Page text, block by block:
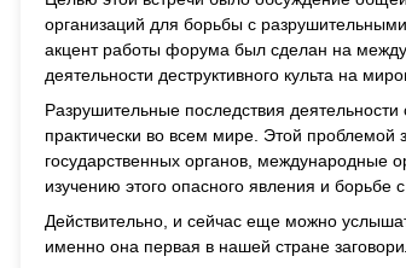
организаций для борьбы с
акцент работы форума был сделан на
деятельности деструктивного культа на
Разрушительные последствия
практически во всем мире. Этой проблемой
государственных органов, международные
изучению этого опасного явления и борьбе
Действительно, и сейчас еще можно
именно она первая в нашей стране